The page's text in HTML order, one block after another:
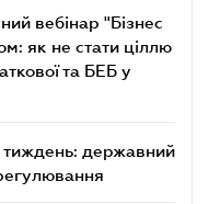
вебінар "Бізнес
як не стати ціллю
та БЕБ у
тиждень: державний